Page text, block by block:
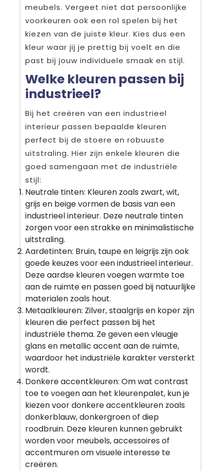
meubels. Vergeet niet dat persoonlijke
voorkeuren ook een rol spelen bij het
kiezen van de juiste kleur. Kies dus een
kleur waar jij je prettig bij voelt en die
past bij jouw individuele smaak en stijl.
Welke kleuren passen bij
industrieel?
Bij het creëren van een industrieel
interieur passen bepaalde kleuren
perfect bij de stoere en robuuste
uitstraling. Hier zijn enkele kleuren die
goed samengaan met de industriële
stijl:
Neutrale tinten: Kleuren zoals zwart, wit,
grijs en beige vormen de basis van een
industrieel interieur. Deze neutrale tinten
zorgen voor een strakke en minimalistische
uitstraling.
Aardetinten: Bruin, taupe en leigrijs zijn ook
goede keuzes voor een industrieel interieur.
Deze aardse kleuren voegen warmte toe
aan de ruimte en passen goed bij natuurlijke
materialen zoals hout.
Metaalkleuren: Zilver, staalgrijs en koper zijn
kleuren die perfect passen bij het
industriële thema. Ze geven een vleugje
glans en metallic accent aan de ruimte,
waardoor het industriële karakter versterkt
wordt.
Donkere accentkleuren: Om wat contrast
toe te voegen aan het kleurenpalet, kun je
kiezen voor donkere accentkleuren zoals
donkerblauw, donkergroen of diep
roodbruin. Deze kleuren kunnen gebruikt
worden voor meubels, accessoires of
accentmuren om visuele interesse te
creëren.